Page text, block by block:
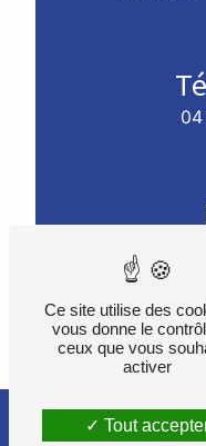
Ce site utilise des
vous donne le
ceux que vous
activer
Tout